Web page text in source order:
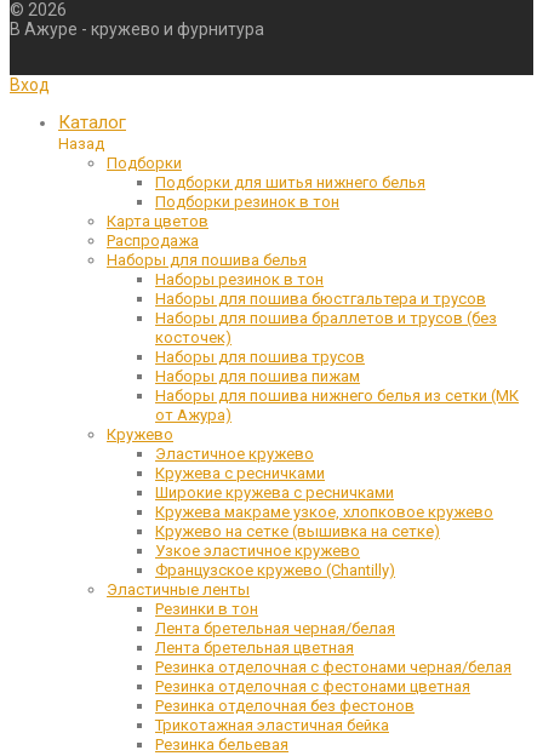
© 2026
В Ажуре - кружево и фурнитура
Вход
Каталог
Назад
Подборки
Подборки для шитья нижнего белья
Подборки резинок в тон
Карта цветов
Распродажа
Наборы для пошива белья
Наборы резинок в тон
Наборы для пошива бюстгальтера и трусов
Наборы для пошива браллетов и трусов (без
косточек)
Наборы для пошива трусов
Наборы для пошива пижам
Наборы для пошива нижнего белья из сетки (МК
от Ажура)
Кружево
Эластичное кружево
Кружева с ресничками
Широкие кружева с ресничками
Кружева макраме узкое, хлопковое кружево
Кружево на сетке (вышивка на сетке)
Узкое эластичное кружево
Французское кружево (Chantilly)
Эластичные ленты
Резинки в тон
Лента бретельная черная/белая
Лента бретельная цветная
Резинка отделочная с фестонами черная/белая
Резинка отделочная с фестонами цветная
Резинка отделочная без фестонов
Трикотажная эластичная бейка
Резинка бельевая